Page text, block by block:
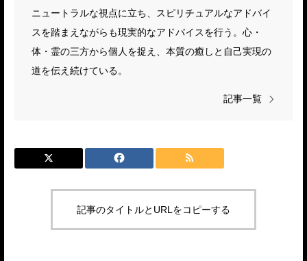
ニュートラルな視点に立ち、スピリチュアルなアドバイ
スを踏まえながらも現実的なアドバイスを行う。心・
体・霊の三方から個人を捉え、本質の癒しと自己実現の
道を伝え続けている。
記事一覧
記事のタイトルとURLをコピーする